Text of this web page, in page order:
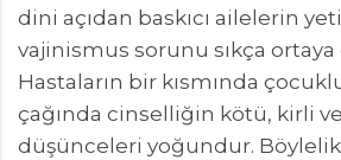
dini açıdan baskıcı ailelerin
vajinismus sorunu sıkça ortaya
Hastaların bir kısmında
çağında cinselliğin kötü, kirli
düşünceleri yoğundur.